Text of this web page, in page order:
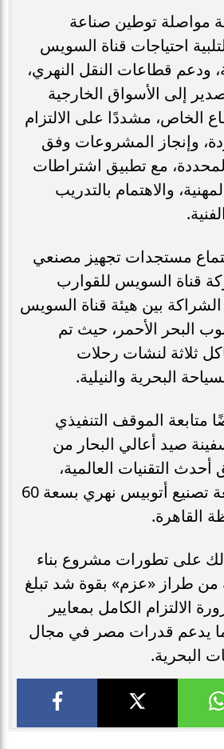
مواصلة توطين صناعة
احتياجات قناة السويس
ودعم قطاعات النقل النهري،
إلى الأسواق الخارجية
الخاص، مشددًا على الالتزام
وإنجاز المشروعات وفق
مع تطبيق اشتراطات
والاهتمام بالتدريب
مستجدات تجهيز مصنعي
قناة السويس للقوارب
بين هيئة قناة السويس
البحر الأحمر، حيث تم
ثلاثة لنشات رحلات
البحرية والنيلية.
متابعة الموقف التنفيذي
بناء 12 سفينة صيد أعالي البحار من
التقنيات العالمية،
بالإضافة إلى متابعة تصنيع أتوبيس نهري بسعة 60
القاهرة.
على تطورات مشروع بناء
من طراز «عزم» بقوة شد تبلغ
الالتزام الكامل بمعايير
بما يدعم قدرات مصر في مجال
البحرية.